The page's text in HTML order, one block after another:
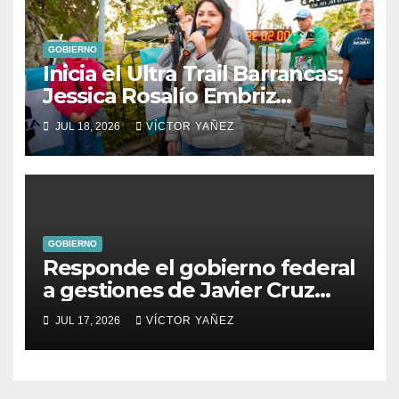
GOBIERNO
Inicia el Ultra Trail Barrancas;
Jessica Rosalío Embriz
impulsa el deporte y el
turismo en Ixtapan de la Sal
JUL 18, 2026 VÍCTOR YAÑEZ
GOBIERNO
Responde el gobierno federal
a gestiones de Javier Cruz
Jaramillo
JUL 17, 2026 VÍCTOR YAÑEZ